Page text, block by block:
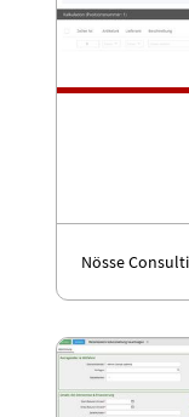
Nösse